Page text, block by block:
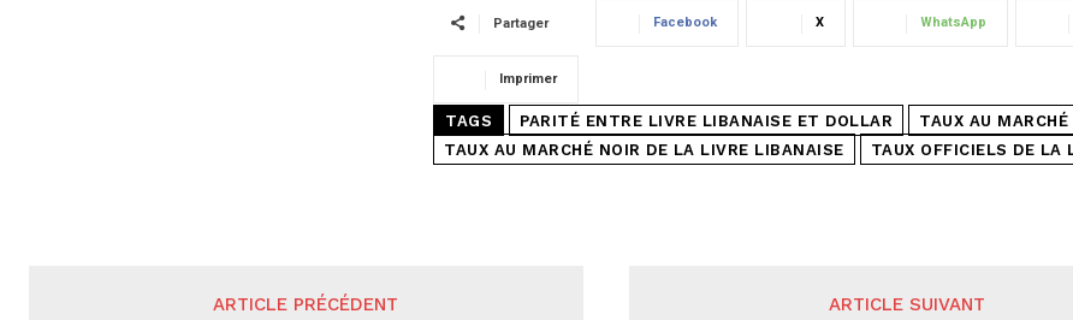
Partager Facebook X WhatsApp
Imprimer
TAGS PARITÉ ENTRE LIVRE LIBANAISE ET DOLLAR
TAUX AU
TAUX AU MARCHÉ NOIR DE LA LIVRE LIBANAISE
TAUX OFFICIELS DE LA
ARTICLE PRÉCÉDENT ARTICLE SUIVANT